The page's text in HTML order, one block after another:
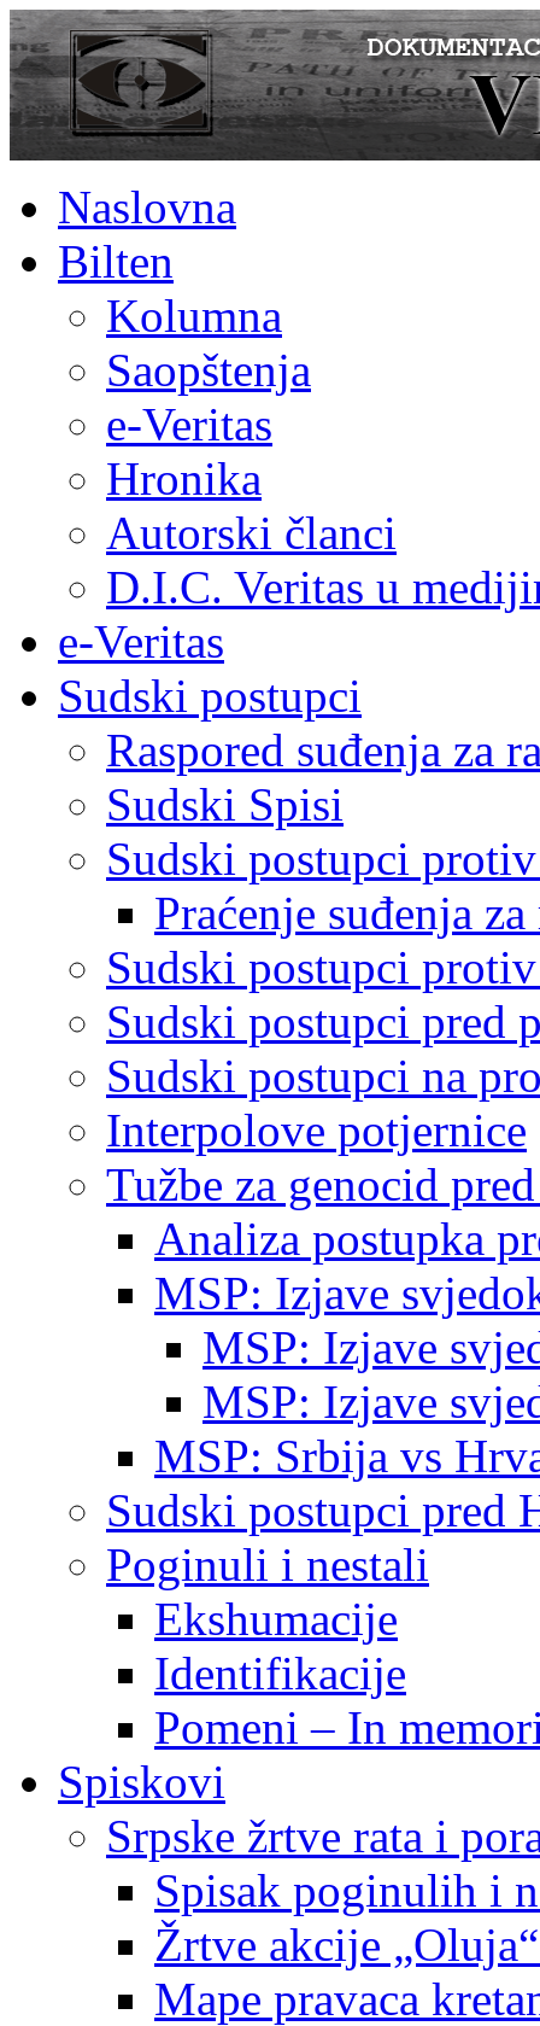
Naslovna
Bilten
Kolumna
Saopštenja
e-Veritas
Hronika
Autorski članci
D.I.C. Veritas u
e-Veritas
Sudski postupci
Raspored suđenja za
Sudski Spisi
Sudski postupci
Praćenje suđenja
Sudski postupci
Sudski postupci pred
Sudski postupci na
Interpolove potjernice
Tužbe za genocid
Analiza postupka
MSP: Izjave
MSP: Izjave
MSP: Izjave
MSP: Srbija vs
Sudski postupci pred
Poginuli i nestali
Ekshumacije
Identifikacije
Pomeni – In
Spiskovi
Srpske žrtve rata i
Spisak poginulih i
Žrtve akcije
Mape pravaca